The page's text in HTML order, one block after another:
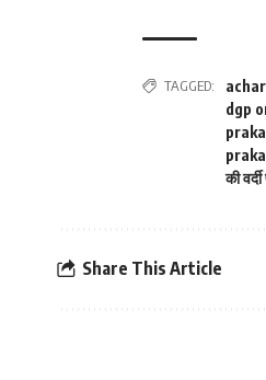
TAGGED:
dgp
की
Share This Article